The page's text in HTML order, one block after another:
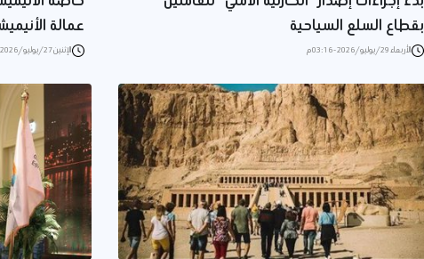
بقطاع السلع السياحية
الأربعاء 29/يوليو/2026 - 03:16 م
عمالة
الإثنين 27/يوليو/2026 - 11:43 ص